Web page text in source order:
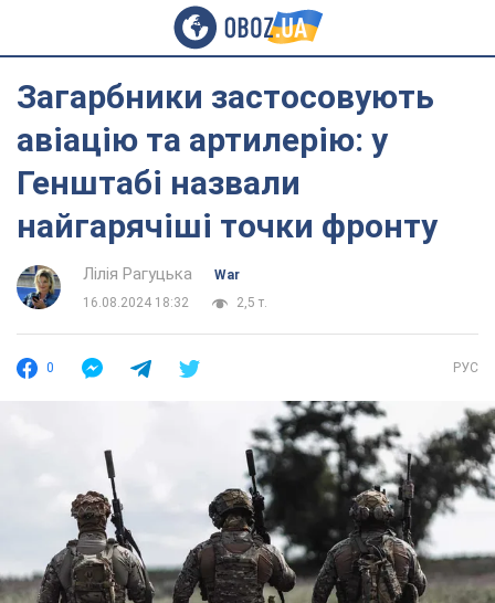
Загарбники застосовують
авіацію та артилерію: у
Генштабі назвали
найгарячіші точки фронту
Лілія Рагуцька
War
16.08.2024 18:32
2,5 т.
0 РУС